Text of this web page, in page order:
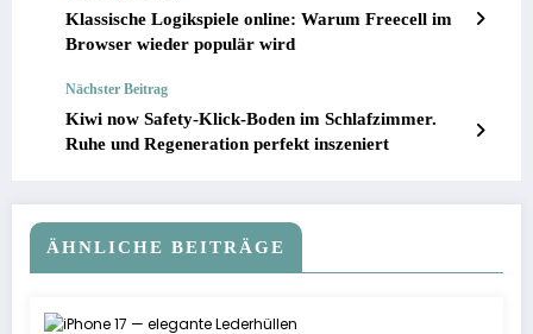
Klassische Logikspiele online: Warum Freecell im
Browser wieder populär wird
Nächster Beitrag
Kiwi now Safety-Klick-Boden im Schlafzimmer.
Ruhe und Regeneration perfekt inszeniert
ÄHNLICHE BEITRÄGE